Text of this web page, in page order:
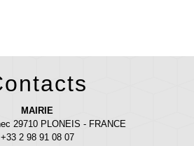
MAIRIE
29710 PLONEIS - FRANCE
+33 2 98 91 08 07